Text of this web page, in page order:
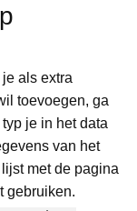
als extra
toevoegen, ga
je in het data
van het
met de pagina
gebruiken.